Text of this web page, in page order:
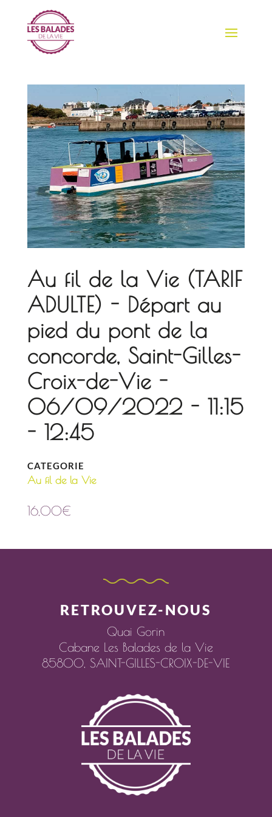
Au fil de la Vie (TARIF
ADULTE) - Départ au
pied du pont de la
concorde, Saint-Gilles-
Croix-de-Vie -
06/09/2022 - 11:15
- 12:45
CATEGORIE
Au fil de la Vie
16,00€
RETROUVEZ-NOUS
Quai Gorin
Cabane Les Balades de la Vie
85800,SAINT-GILLES-CROIX-DE-VIE